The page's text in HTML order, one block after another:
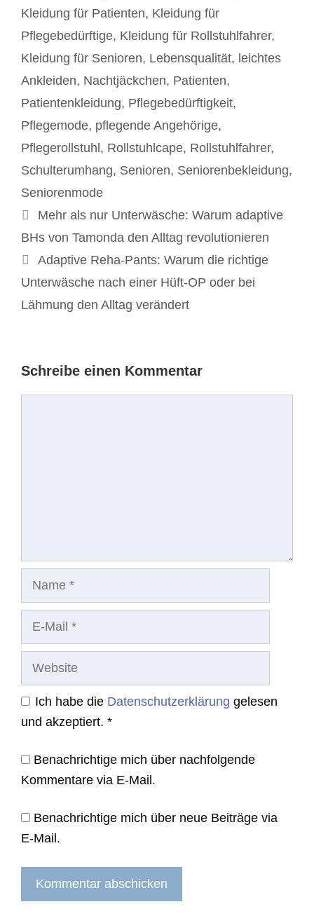
Kleidung für Patienten, Kleidung für
Pflegebedürftige, Kleidung für Rollstuhlfahrer,
Kleidung für Senioren, Lebensqualität, leichtes
Ankleiden, Nachtjäckchen, Patienten,
Patientenkleidung, Pflegebedürftigkeit,
Pflegemode, pflegende Angehörige,
Pflegerollstuhl, Rollstuhlcape, Rollstuhlfahrer,
Schulterumhang, Senioren, Seniorenbekleidung,
Seniorenmode
Beitrags-
Navigation
Mehr als nur Unterwäsche: Warum adaptive
BHs von Tamonda den Alltag revolutionieren
Adaptive Reha-Pants: Warum die richtige
Unterwäsche nach einer Hüft-OP oder bei
Lähmung den Alltag verändert
Schreibe einen Kommentar
Ich habe die Datenschutzerklärung gelesen
und akzeptiert. *
Benachrichtige mich über nachfolgende
Kommentare via E-Mail.
Benachrichtige mich über neue Beiträge via
E-Mail.